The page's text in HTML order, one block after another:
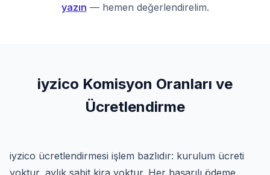
yazın — hemen değerlendirelim.
iyzico Komisyon Oranları ve
Ücretlendirme
iyzico ücretlendirmesi işlem bazlıdır: kurulum ücreti
yoktur, aylık sabit kira yoktur. Her başarılı ödeme